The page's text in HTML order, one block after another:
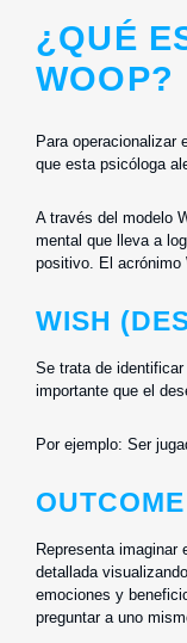
¿QUÉ
WOOP?
Para operacionalizar
que esta psicóloga
A través del modelo
mental que lleva a
positivo. El acrónimo
WISH
Se trata de
importante que el
Por ejemplo: Ser
Representa
detallada
emociones y
preguntar a uno